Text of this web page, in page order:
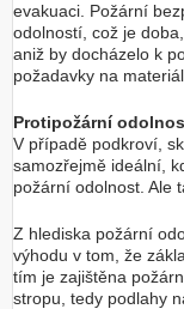
evakuaci. Požární
odolností, což je
aniž by docházelo k
požadavky na
Protipožární
V případě podkroví,
samozřejmě ideální,
požární odolnost. Ale
Z hlediska požární
výhodu v tom, že
tím je zajištěna
stropu, tedy podlahy